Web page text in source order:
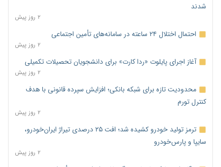
شدند
۲ روز پیش
احتمال اختلال ۲۴ ساعته در سامانه‌های تأمین اجتماعی
۲ روز پیش
آغاز اجرای پایلوت «ردا کارت» برای دانشجویان تحصیلات تکمیلی
۲ روز پیش
محدودیت تازه برای شبکه بانکی؛ افزایش سپرده قانونی با هدف
کنترل تورم
۲ روز پیش
ترمز تولید خودرو کشیده شد؛ افت ۲۵ درصدی تیراژ ایران‌خودرو،
سایپا و پارس‌خودرو
۲ روز پیش